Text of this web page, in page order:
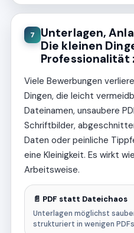
7
Unterlagen,
Die kleinen
Professionalität
Viele Bewerbungen
Dingen, die leicht
Dateinamen, unsaubere
Schriftbilder,
Daten oder peinliche
eine Kleinigkeit. Es wirkt
Arbeitsweise.
📄 PDF statt Dateichaos
Unterlagen möglichst
strukturiert in wenigen